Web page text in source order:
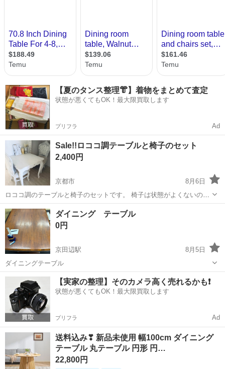
【夏のタンス整理👘】着物をまとめて査定
状態が悪くてもOK！最大限買取します
プリフラ Ad
Sale!!ロココ調テーブルと椅子のセット
2,400円
京都市
8月6日
ロココ調のテーブルと椅子のセットです。 椅子は状態がよくないので
オマケと考えて頂く方がいいです。
京都 京都市 テーブル
ダイニング テーブル
0円
京田辺駅
8月5日
ダイニングテーブル
京都 京田辺市 京田辺駅 ダイニング
【実家の整理】そのカメラ高く売れるかも❗️
状態が悪くてもOK！最大限買取します
プリフラ Ad
送料込み❣ 新品未使用 幅100cm ダイニング
テーブル 丸テーブル 円形 円…
22,800円